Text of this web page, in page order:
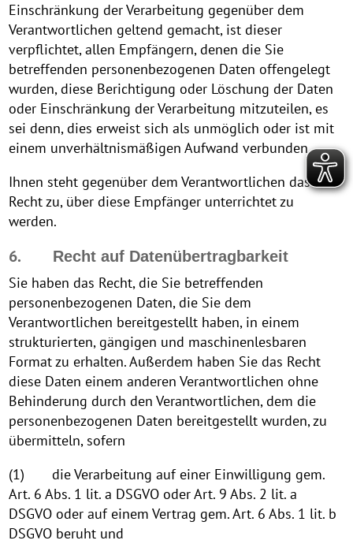
Einschränkung der Verarbeitung gegenüber dem
Verantwortlichen geltend gemacht, ist dieser
verpflichtet, allen Empfängern, denen die Sie
betreffenden personenbezogenen Daten offengelegt
wurden, diese Berichtigung oder Löschung der Daten
oder Einschränkung der Verarbeitung mitzuteilen, es
sei denn, dies erweist sich als unmöglich oder ist mit
einem unverhältnismäßigen Aufwand verbunden.
Ihnen steht gegenüber dem Verantwortlichen das
Recht zu, über diese Empfänger unterrichtet zu
werden.
6. Recht auf Datenübertragbarkeit
Sie haben das Recht, die Sie betreffenden
personenbezogenen Daten, die Sie dem
Verantwortlichen bereitgestellt haben, in einem
strukturierten, gängigen und maschinenlesbaren
Format zu erhalten. Außerdem haben Sie das Recht
diese Daten einem anderen Verantwortlichen ohne
Behinderung durch den Verantwortlichen, dem die
personenbezogenen Daten bereitgestellt wurden, zu
übermitteln, sofern
(1) die Verarbeitung auf einer Einwilligung gem.
Art. 6 Abs. 1 lit. a DSGVO oder Art. 9 Abs. 2 lit. a
DSGVO oder auf einem Vertrag gem. Art. 6 Abs. 1 lit. b
DSGVO beruht und